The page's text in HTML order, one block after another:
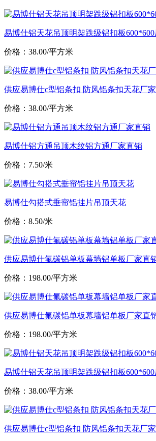
易博仕铝天花吊顶明架跌级铝扣板
价格：38.00/平方米
供应易博仕c型铝条扣 防风铝条扣天花厂
价格：38.00/平方米
易博仕铝方通吊顶木纹铝方通厂家直销
价格：7.50/米
易博仕勾搭式垂帘铝挂片吊顶天花
价格：8.50/米
供应易博仕氟碳铝单板幕墙铝单板厂家直
价格：198.00/平方米
供应易博仕氟碳铝单板幕墙铝单板厂家直
价格：198.00/平方米
易博仕铝天花吊顶明架跌级铝扣板
价格：38.00/平方米
供应易博仕c型铝条扣 防风铝条扣天花厂